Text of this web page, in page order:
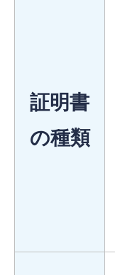
証明書
の種類